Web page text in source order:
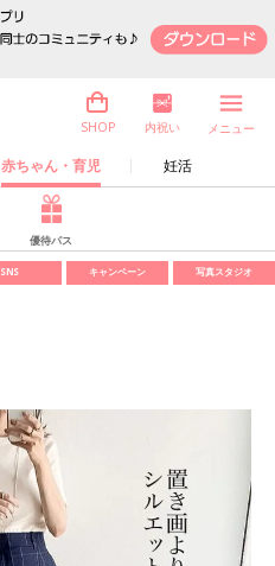
赤ちゃん・育児 妊活
SHOP 内祝い メニュー
優待パス
SNS キャンペーン 写真スタジオ